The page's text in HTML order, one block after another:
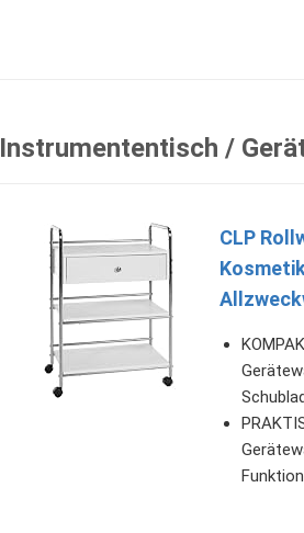
Instrumententisch /
CLP